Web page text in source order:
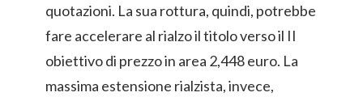
quotazioni. La sua rottura, quindi, potrebbe
fare accelerare al rialzo il titolo verso il II
obiettivo di prezzo in area 2,448 euro. La
massima estensione rialzista, invece,